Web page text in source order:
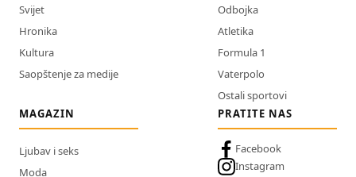
Svijet
Hronika
Kultura
Saopštenje za medije
Odbojka
Atletika
Formula 1
Vaterpolo
Ostali sportovi
MAGAZIN
Ljubav i seks
Moda
PRATITE NAS
Facebook
Instagram